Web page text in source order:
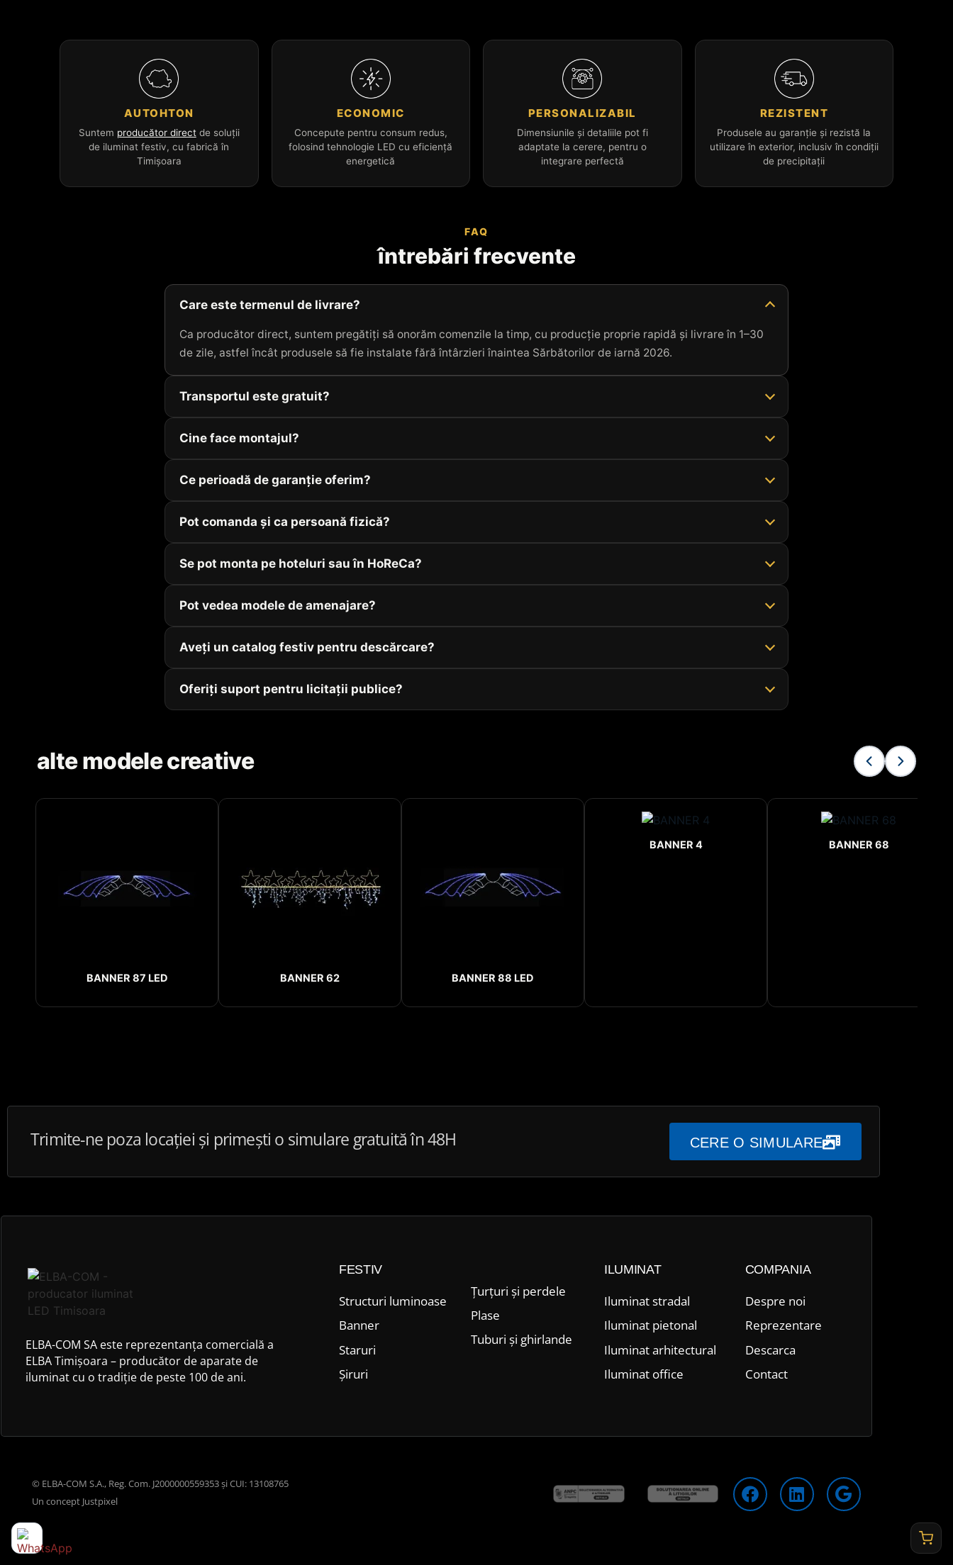
AUTOHTON
Suntem producător directde soluții
de iluminat festiv, cu fabrică în
Timișoara
ECONOMIC
Concepute pentru consum redus,
folosind tehnologie LED cu eficiență
energetică
PERSONALIZABIL
Dimensiunile și detaliile pot fi
adaptate la cerere, pentru o
integrare perfectă
REZISTENT
Produsele au garanție și rezistă la
utilizare în exterior, inclusiv în condiții
de precipitații
FAQ
întrebări frecvente
Care este termenul de livrare?
Ca producător direct, suntem pregătiți să onorăm comenzile la timp, cu producție proprie rapidă și livrare în 1–30
de zile, astfel încât produsele să fie instalate fără întârzieri înaintea Sărbătorilor de iarnă 2026.
Transportul este gratuit?
Cine face montajul?
Ce perioadă de garanție oferim?
Pot comanda și ca persoană fizică?
Se pot monta pe hoteluri sau în HoReCa?
Pot vedea modele de amenajare?
Aveți un catalog festiv pentru descărcare?
Oferiți suport pentru licitații publice?
alte modele creative
BANNER 87 LED BANNER 62 BANNER 88 LED
BANNER 4 BANNER 68
Trimite-ne poza locației și primești o simulare gratuită în 48H CERE O SIMULARE
ELBA-COM SA este reprezentanța comercială a
ELBA Timișoara – producător de aparate de
iluminat cu o tradiție de peste 100 de ani.
FESTIV
Structuri luminoase
Banner
Staruri
Șiruri
Țurțuri și perdele
Plase
Tuburi și ghirlande
ILUMINAT
Iluminat stradal
Iluminat pietonal
Iluminat arhitectural
Iluminat office
COMPANIA
Despre noi
Reprezentare
Descarca
Contact
© ELBA-COM S.A., Reg. Com. J2000000559353 și CUI: 13108765
Un concept Justpixel